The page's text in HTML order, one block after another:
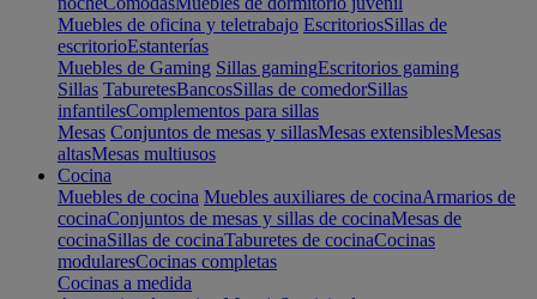
Muebles de oficina y teletrabajo EscritoriosSillas de
escritorioEstanterías
Muebles de Gaming Sillas gamingEscritorios gaming
Sillas TaburetesBancosSillas de comedorSillas
infantilesComplementos para sillas
Mesas Conjuntos de mesas y sillasMesas extensiblesMesas
altasMesas multiusos
Cocina
Muebles de cocina Muebles auxiliares de cocinaArmarios de
cocinaConjuntos de mesas y sillas de cocinaMesas de
cocinaSillas de cocinaTaburetes de cocinaCocinas
modularesCocinas completas
Cocinas a medida